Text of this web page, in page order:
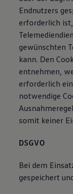
Endnutzers
erforderlich
gewünschten
kann. Den
entnehmen,
erforderlich
notwendige
somit keiner
DSGVO
Bei dem
gespeichert